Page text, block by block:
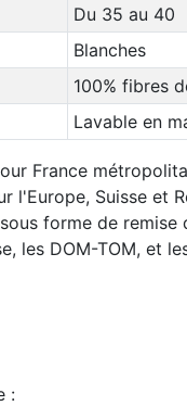
Du 35 au 40
Blanches
100% fibres
Lavable en
France
Suisse et
forme de remise
les DOM-TOM, et
: